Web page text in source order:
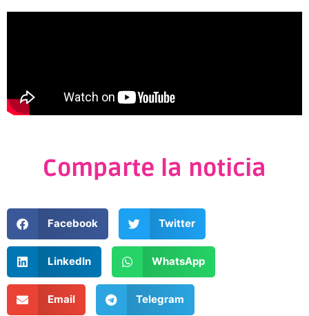
Comparte la noticia
Facebook Twitter
LinkedIn WhatsApp
Email Telegram